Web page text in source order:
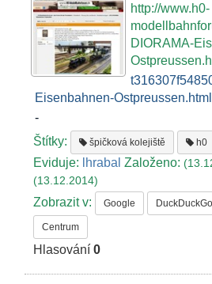
http://www.h0-
DIORAMA-
Eisenbahnen-Ostpreussen.html
-
Štítky:
špičková kolejiště h0
Eviduje: lhrabal Založeno:
(13.12.2014)
Zobrazit v: Google DuckDuckGo
Centrum
Hlasování0